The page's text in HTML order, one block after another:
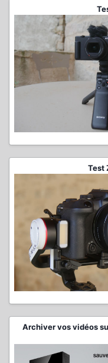
Test
Archiver vos vidéos